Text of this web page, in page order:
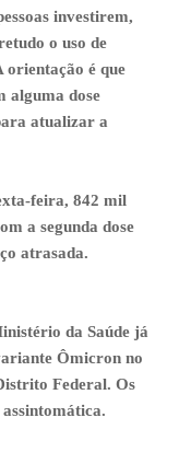
investirem,
o uso de
orientação é que
alguma dose
atualizar a
feira, 842 mil
a segunda dose
atrasada.
da Saúde já
Ômicron no
Federal. Os